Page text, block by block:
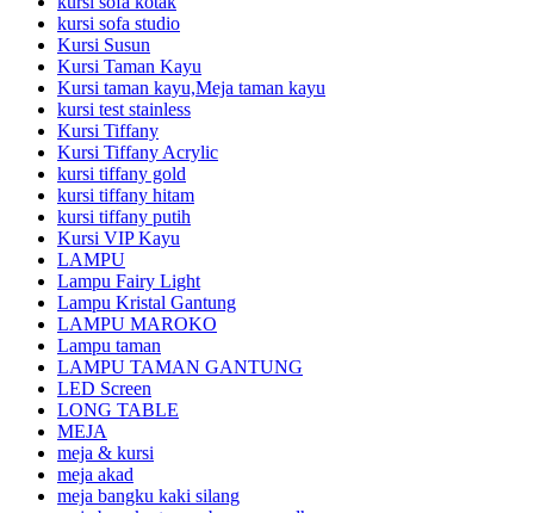
kursi sofa studio
Kursi Susun
Kursi Taman Kayu
Kursi taman kayu,Meja taman kayu
kursi test stainless
Kursi Tiffany
Kursi Tiffany Acrylic
kursi tiffany gold
kursi tiffany hitam
kursi tiffany putih
Kursi VIP Kayu
LAMPU
Lampu Fairy Light
Lampu Kristal Gantung
LAMPU MAROKO
Lampu taman
LAMPU TAMAN GANTUNG
LED Screen
LONG TABLE
MEJA
meja & kursi
meja akad
meja bangku kaki silang